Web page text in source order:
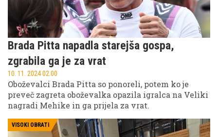
Brada Pitta napadla starejša gospa,
zgrabila ga je za vrat
10. 11. 2024 02.00
Oboževalci Brada Pitta so ponoreli, potem ko je
preveč zagreta oboževalka opazila igralca na Veliki
nagradi Mehike in ga prijela za vrat.
VISOKI OBRATI